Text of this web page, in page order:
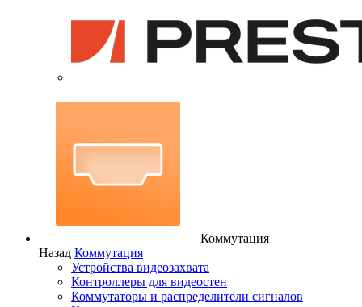
Коммутация
Назад Коммутация
Устройства видеозахвата
Контроллеры для видеостен
Коммутаторы и распределители сигналов